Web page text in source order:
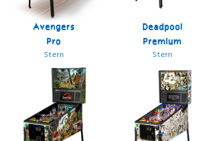
Avengers
Pro
Stern
Deadpool
Premium
Stern